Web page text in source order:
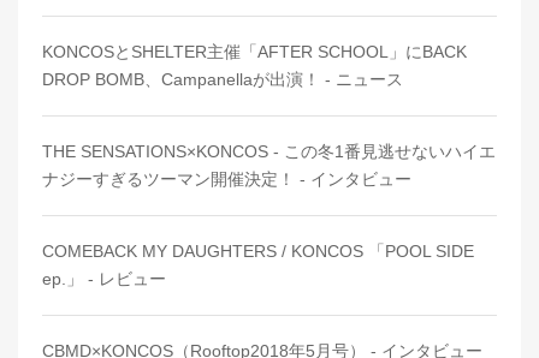
KONCOSとSHELTER主催「AFTER SCHOOL」にBACK
DROP BOMB、Campanellaが出演！ - ニュース
THE SENSATIONS×KONCOS - この冬1番見逃せないハイエ
ナジーすぎるツーマン開催決定！ - インタビュー
COMEBACK MY DAUGHTERS / KONCOS 「POOL SIDE
ep.」 - レビュー
CBMD×KONCOS（Rooftop2018年5月号） - インタビュー